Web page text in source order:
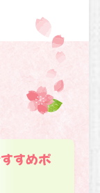
すめポ